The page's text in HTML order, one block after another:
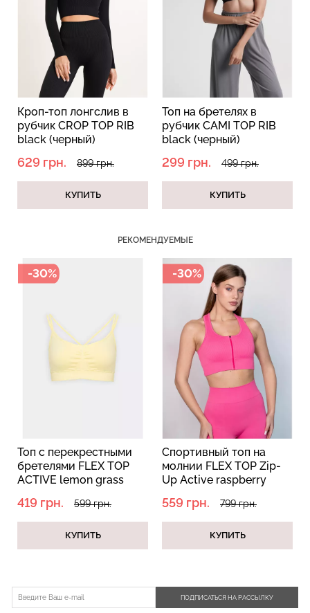
Кроп-топ лонгслив в
рубчик CROP TOP RIB
black (черный)
629 грн. 899 грн.
КУПИТЬ
Топ на бретелях в
рубчик CAMI TOP RIB
black (черный)
299 грн. 499 грн.
КУПИТЬ
РЕКОМЕНДУЕМЫЕ
-30%
Топ с перекрестными
бретелями FLEX TOP
ACTIVE lemon grass
419 грн. 599 грн.
КУПИТЬ
-30%
Спортивный топ на
молнии FLEX TOP Zip-
Up Active raspberry
559 грн. 799 грн.
КУПИТЬ
ПОДПИСАТЬСЯ НА РАССЫЛКУ
Бесшовный топ на тонких
бретелях CAMI TOP
(белый) Giulia
279 грн.
Бесшовные трусы слипы
с легкой коррекцией HI-
LEG SHAPEWEAR black
(черный) Giulia
258 грн.